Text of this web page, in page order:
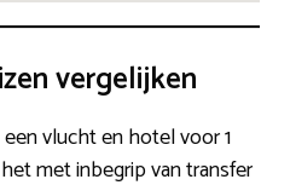
vergelijken
vlucht en hotel voor 1
met inbegrip van transfer